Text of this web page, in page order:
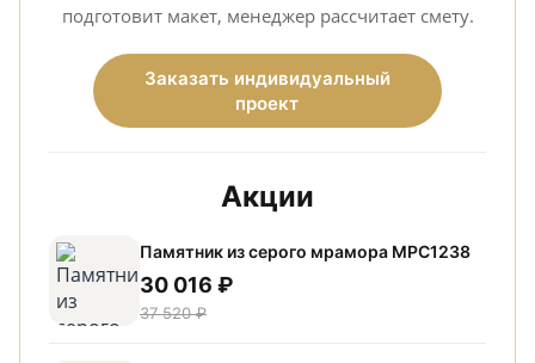
подготовит макет, менеджер рассчитает смету.
Заказать индивидуальный
проект
Акции
Памятник из серого мрамора МРС1238
30 016 ₽
37 520 ₽